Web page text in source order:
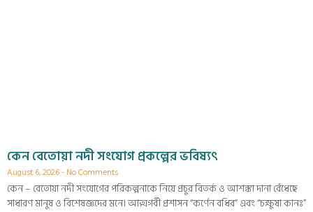
কেন বেতোয়া নদী সংযোগ প্রকল্পের ভবিষ্যৎ
August 6, 2026 No Comments
কেন – বেতোয়া নদী সংযোগের পরিকল্পনাকে নিয়ে প্রচুর বিতর্ক ও আশঙ্কা দানা বেঁধেছে
সাধারণ মানুষ ও বিশেষজ্ঞদের মনে। আত্মগর্বী প্রশাসন “কর্ণেন বধির” এবং “চক্ষুষা কানঃ”